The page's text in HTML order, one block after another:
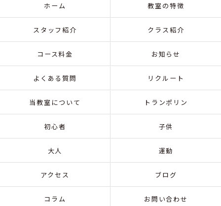
ホーム 教室の特徴
スタッフ紹介 クラス紹介
コース料金 お知らせ
よくある質問 リクルート
当教室について トランポリン
初心者 子供
大人 運動
アクセス ブログ
コラム お問い合わせ